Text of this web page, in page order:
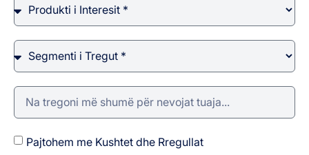
Pajtohem me Kushtet dhe Rregullat